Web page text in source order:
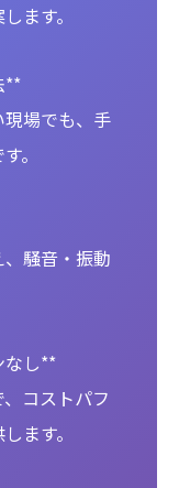
ます。
**
場でも、手
。
騒音・振動
なし**
コストパフ
ます。